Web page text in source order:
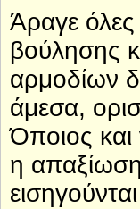
Άραγε όλες
βούλησης
αρμοδίων
άμεσα,
Όποιος και
η